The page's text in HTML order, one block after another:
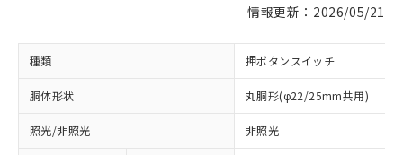
情報更新：2026/05/21
種類 押ボタンスイッチ
胴体形状 丸胴形(φ22/25mm共用)
照光/非照光 非照光